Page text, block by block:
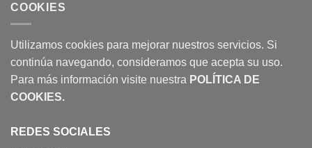
COOKIES
Utilizamos cookies para mejorar nuestros servicios. Si
continúa navegando, consideramos que acepta su uso.
Para más información visite nuestra POLÍTICA DE
COOKIES.
REDES SOCIALES